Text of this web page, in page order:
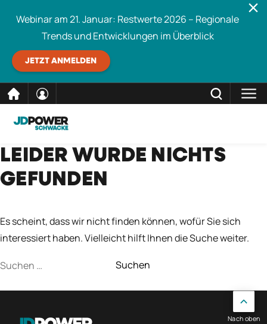
direkt
zum
Inhalt
Webinar am 21. Januar: Restwerte 2026 – Regionale
Trends und Entwicklungen im Überblick
JETZT ANMELDEN
Schwacke durchsuchen SCHLIESSEN
LEIDER WURDE NICHTS
GEFUNDEN
Es scheint, dass wir nicht finden können, wofür Sie sich
interessiert haben. Vielleicht hilft Ihnen die Suche weiter.
Suchen
Nach oben